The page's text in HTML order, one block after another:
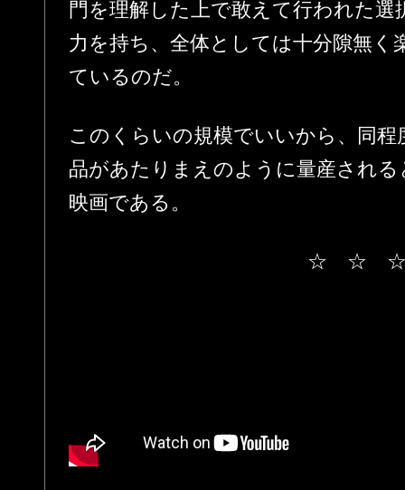
門を理解した上で敢えて行われた
力を持ち、全体としては十分隙無く
ているのだ。
このくらいの規模でいいから、同
品があたりまえのように量産され
映画である。
☆ ☆